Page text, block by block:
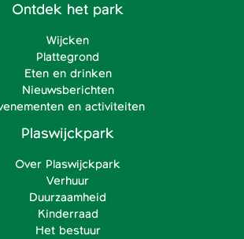
Ontdek het park
Wijcken
Plattegrond
Eten en drinken
Nieuwsberichten
en activiteiten
Plaswijckpark
Over Plaswijckpark
Verhuur
Duurzaamheid
Kinderraad
Het bestuur